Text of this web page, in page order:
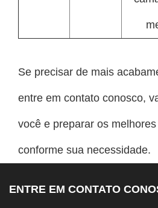
Se precisar de mais
entre em contato conosco,
você e preparar os
conforme sua necessidade.
ENTRE EM CONTATO